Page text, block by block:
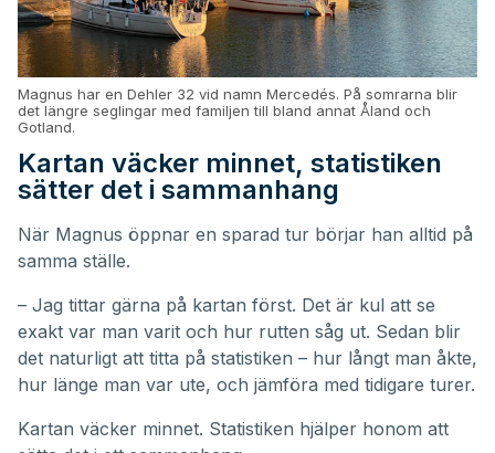
Magnus har en Dehler 32 vid namn Mercedés. På somrarna blir
det längre seglingar med familjen till bland annat Åland och
Gotland.
Kartan väcker minnet, statistiken
sätter det i sammanhang
När Magnus öppnar en sparad tur börjar han alltid på
samma ställe.
– Jag tittar gärna på kartan först. Det är kul att se
exakt var man varit och hur rutten såg ut. Sedan blir
det naturligt att titta på statistiken – hur långt man åkte,
hur länge man var ute, och jämföra med tidigare turer.
Kartan väcker minnet. Statistiken hjälper honom att